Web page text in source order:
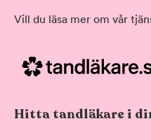
Vill du läsa mer om vår
Hitta tandläkare i